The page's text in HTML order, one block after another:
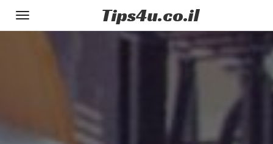
Tips4u.co.il